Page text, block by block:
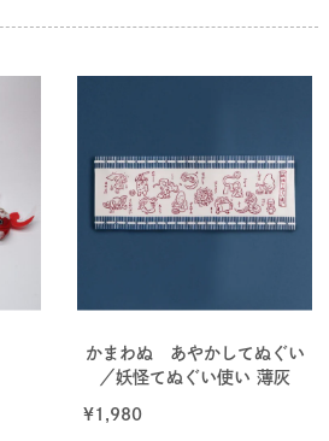
かまわぬ あやかしてぬぐい
／妖怪てぬぐい使い 薄灰
¥1,980